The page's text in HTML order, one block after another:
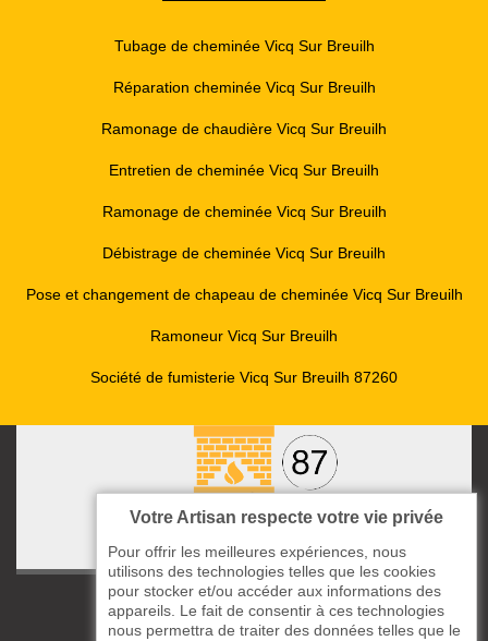
Tubage de cheminée Vicq Sur Breuilh
Réparation cheminée Vicq Sur Breuilh
Ramonage de chaudière Vicq Sur Breuilh
Entretien de cheminée Vicq Sur Breuilh
Ramonage de cheminée Vicq Sur Breuilh
Débistrage de cheminée Vicq Sur Breuilh
Pose et changement de chapeau de cheminée Vicq Sur Breuilh
Ramoneur Vicq Sur Breuilh
Société de fumisterie Vicq Sur Breuilh 87260
ccas le Bourg
87220 Boisseuil
Votre Artisan respecte votre vie privée
Pour offrir les meilleures expériences, nous
utilisons des technologies telles que les cookies
pour stocker et/ou accéder aux informations des
appareils. Le fait de consentir à ces technologies
nous permettra de traiter des données telles que le